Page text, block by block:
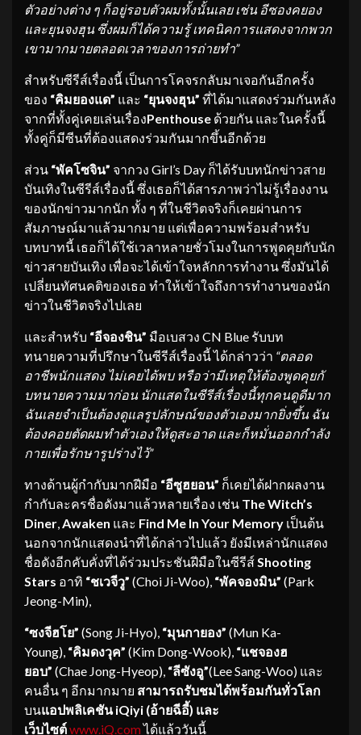
ตัวอย่างต่าง ๆ ก็อยู่รอบตัวผมทั้งนั้นเลย เช่น อีซองคยอง
และยุนจงฮุน ซึ่งผมก็ได้ความรู้ เทคนิคการแสดงจากพวก
เขามากมายตลอดเวลาของการถ่ายทำ”
สำหรับซีรีส์เรื่องนี้ เป็นการโคจรกลับมาเจอกันอีกครั้ง
ของ “คิมยองแด” และ “ยุนจงฮุน” ที่ได้มาแสดงร่วมกันหลัง
จากที่ทั้งคู่เคยเล่นเรื่องPenthouse ด้วยกัน และในครั้งนี้
ทั้งคู่ก็มีซีนที่ต้องแสดงร่วมกันมากขึ้นอีกด้วย
ส่วน “พัคโซจิน” จากวง Girl’s Day ก็ได้รับบทนักข่าวสาย
บันเทิงในซีรีส์เรื่องนี้ ซึ่งเธอก็ได้สารภาพว่าไม่รู้เรื่องงาน
ของนักข่าวมากนัก ทั้ง ๆ ที่ในชีวิตจริงก็เคยผ่านการ
สัมภาษณ์มาแล้วมากมาย แต่เพื่อความพร้อมสำหรับ
บทบาทนี้ เธอก็ได้ใช้เวลาหลายชั่วโมงในการพูดคุยกับนัก
ข่าวสายบันเทิง เพื่อจะได้เข้าใจหลักการทำงาน ซึ่งมันได้
เปลี่ยนทัศนคติของเธอ ทำให้เข้าใจถึงการทำงานของนัก
ข่าวในชีวิตจริงไปเลย
และสำหรับ “อีจองชิน” มือเบสวง CN Blue รับบท
ทนายความที่ปรึกษาในซีรีส์เรื่องนี้ ได้กล่าวว่า “ตลอด
อาชีพนักแสดง ไม่เคยได้พบ หรือว่ามีเหตุให้ต้องพูดคุยกั
บทนายความมาก่อน นักแสดในซีรีส์เรื่องนี้ทุกคนดูดีมาก
ฉันเลยจำเป็นต้องดูแลรูปลักษณ์ของตัวเองมากยิ่งขึ้น ฉัน
ต้องคอยตัดผมทำตัวเองให้ดูสะอาด และก็หมั่นออกกำลัง
กายเพื่อรักษารูปร่างไว้”
ทางด้านผู้กำกับมากฝีมือ “อีซูฮยอน” ก็เคยได้ฝากผลงาน
กำกับละครชื่อดังมาแล้วหลายเรื่อง เช่น The Witch’s
Diner Awaken และ Find Me In Your Memory เป็นต้น
นอกจากนักแสดงนำที่ได้กล่าวไปแล้ว ยังมีเหล่านักแสดง
ชื่อดังอีกคับคั่งที่ได้ร่วมประชันฝีมือในซีรีส์ Shooting
Stars อาทิ “ชเวจีวู” (Choi Ji-Woo), “พัคจองมิน” (Park
Jeong-Min),
“ซงจีฮโย” (Song Ji-Hyo), “มุนกายอง” (Mun Ka-
Young), “คิมดงวุค” (Kim Dong-Wook), “แชจองฮ
ยอบ” (Chae Jong-Hyeop), “ลีซังอู”(Lee Sang-Woo) และ
คนอื่น ๆ อีกมากมาย สามารถรับชมได้พร้อมกันทั่วโลก
บนแอปพลิเคชันiQiyi (อ้ายฉีอี้) และ
เว็บไซต์www.iQ.comได้แล้ววันนี้